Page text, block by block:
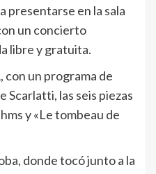
presentarse en la sala
un concierto
libre y gratuita.
con un programa de
Scarlatti, las seis piezas
y «Le tombeau de
donde tocó junto a la